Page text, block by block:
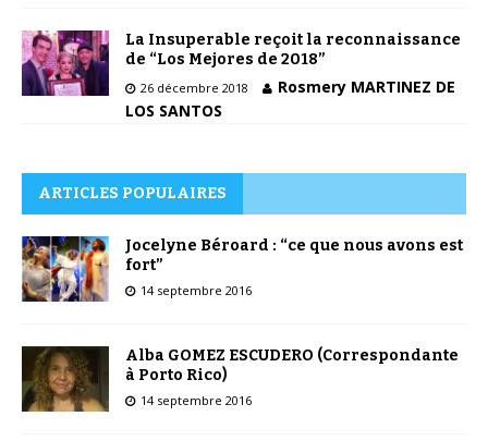
La Insuperable reçoit la reconnaissance
de “Los Mejores de 2018”
26 décembre 2018
Rosmery MARTINEZ DE
LOS SANTOS
ARTICLES POPULAIRES
Jocelyne Béroard : “ce que nous avons est
fort”
14 septembre 2016
Alba GOMEZ ESCUDERO (Correspondante
à Porto Rico)
14 septembre 2016